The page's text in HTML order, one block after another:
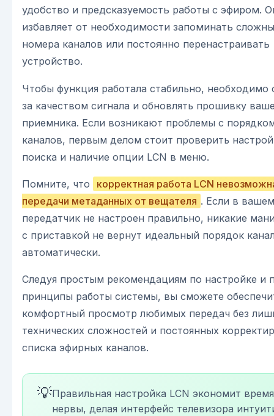
удобство и предсказуемость работы с эфиром.
избавляет от необходимости запоминать
номера каналов или постоянно перенастраивать
устройство.
Чтобы функция работала стабильно, необходимо
за качеством сигнала и обновлять прошивку
приемника. Если возникают проблемы с
каналов, первым делом стоит проверить
поиска и наличие опции LCN в меню.
Помните, что
корректная работа LCN
передачи метаданных от вещателя . Если в
передатчик не настроен правильно, никакие
с приставкой не вернут идеальный порядок
автоматически.
Следуя простым рекомендациям по настройке и
принципы работы системы, вы сможете
комфортный просмотр любимых передач без
технических сложностей и постоянных
списка эфирных каналов.
💡Правильная настройка LCN экономит
нервы, делая интерфейс телевизора